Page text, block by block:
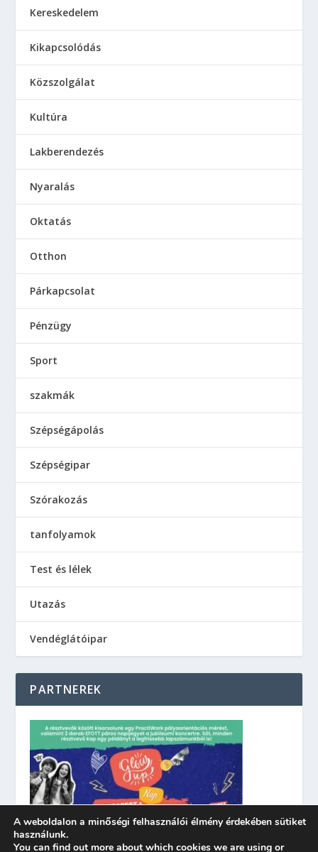
Kereskedelem
Kikapcsolódás
Közszolgálat
Kultúra
Lakberendezés
Nyaralás
Oktatás
Otthon
Párkapcsolat
Pénzügy
Sport
szakmák
Szépségápolás
Szépségipar
Szórakozás
tanfolyamok
Test és lélek
Utazás
Vendéglátóipar
PARTNEREK
A weboldalon a minőségi felhasználói élmény érdekében sütiket
használunk.
You can find out more about which cookies we are using or